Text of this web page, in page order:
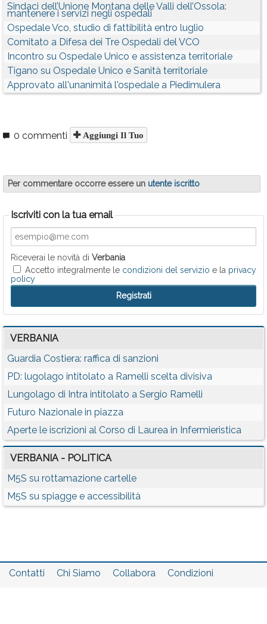
Sindaci dell’Unione Montana delle Valli dell’Ossola:
mantenere i servizi negli ospedali
Ospedale Vco, studio di fattibilità entro luglio
Comitato a Difesa dei Tre Ospedali del VCO
Incontro su Ospedale Unico e assistenza territoriale
Tigano su Ospedale Unico e Sanità territoriale
Approvato all'unanimità l'ospedale a Piedimulera
0 commenti Aggiungi Il Tuo
Per commentare occorre essere un utente iscritto
Iscriviti con la tua email
Riceverai le novità di Verbania
Accetto integralmente le condizioni del servizio e la privacy
policy
VERBANIA
Guardia Costiera: raffica di sanzioni
PD: lugolago intitolato a Ramelli scelta divisiva
Lungolago di Intra intitolato a Sergio Ramelli
Futuro Nazionale in piazza
Aperte le iscrizioni al Corso di Laurea in Infermieristica
VERBANIA - POLITICA
M5S su rottamazione cartelle
M5S su spiagge e accessibilità
Contatti Chi Siamo Collabora
Condizioni